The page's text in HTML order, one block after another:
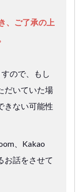
、ご了承の上
ので、もし
だいていた場
きない可能性
、Kakao
お話をさせて